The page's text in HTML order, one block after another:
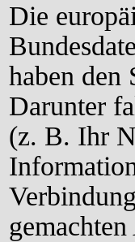
Die
haben den
Darunter
(z. B. Ihr